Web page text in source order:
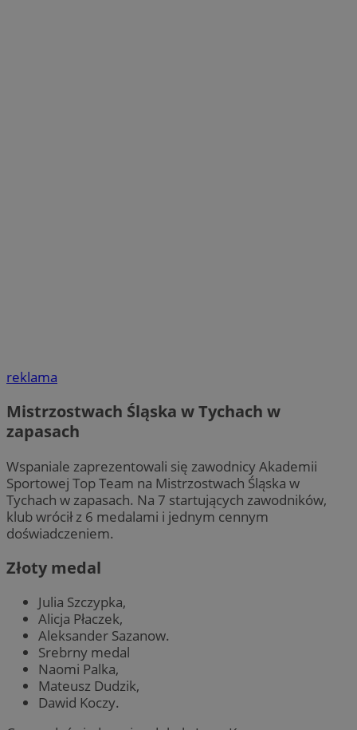
reklama
Mistrzostwach Śląska w Tychach w
zapasach
Wspaniale zaprezentowali się zawodnicy Akademii
Sportowej Top Team na Mistrzostwach Śląska w
Tychach w zapasach. Na 7 startujących zawodników,
klub wrócił z 6 medalami i jednym cennym
doświadczeniem.
Złoty medal
Julia Szczypka,
Alicja Płaczek,
Aleksander Sazanow.
Srebrny medal
Naomi Palka,
Mateusz Dudzik,
Dawid Koczy.